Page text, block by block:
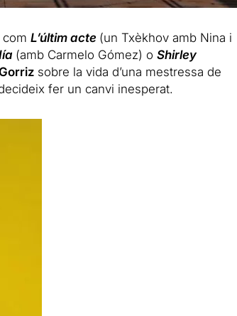
L’últim acte (un Txèkhov amb Nina i
(amb Carmelo Gómez) o Shirley
sobre la vida d’una mestressa de
fer un canvi inesperat.